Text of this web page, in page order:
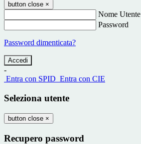
button close ×
Nome Utente
Password
Password dimenticata?
-
Entra con SPID Entra con CIE
Seleziona utente
button close ×
Recupero password